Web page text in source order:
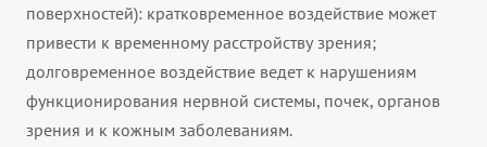
поверхностей): кратковременное воздействие может
привести к временному расстройству зрения;
долговременное воздействие ведет к нарушениям
функционирования нервной системы, почек, органов
зрения и к кожным заболеваниям.